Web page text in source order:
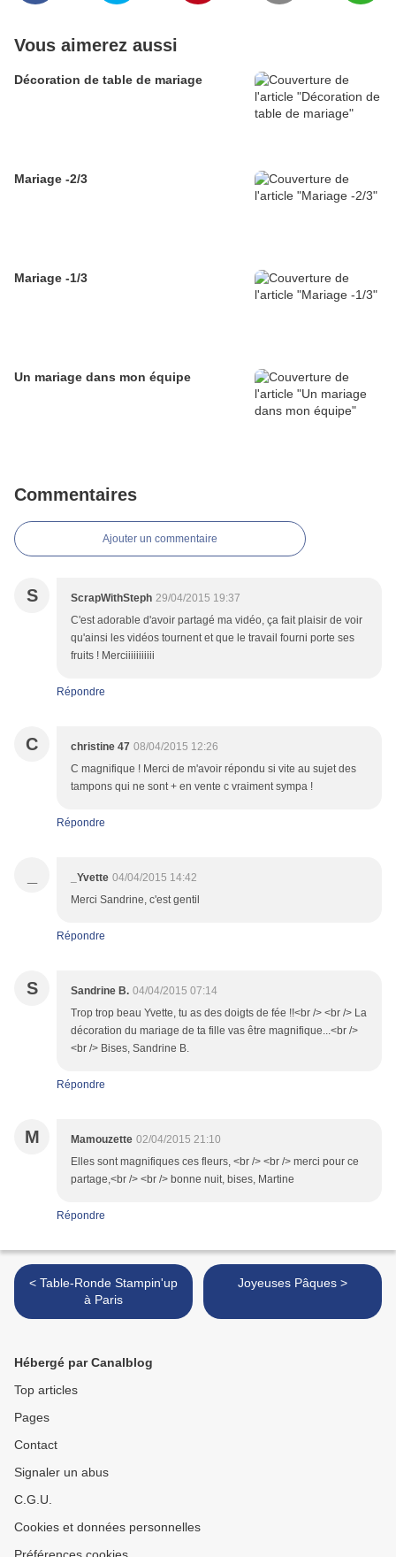
Vous aimerez aussi
Décoration de table de mariage
Mariage -2/3
Mariage -1/3
Un mariage dans mon équipe
Commentaires
Ajouter un commentaire
S ScrapWithSteph 29/04/2015 19:37
C'est adorable d'avoir partagé ma vidéo, ça fait plaisir de voir
qu'ainsi les vidéos tournent et que le travail fourni porte ses
fruits ! Merciiiiiiiiiii
Répondre
C christine 47 08/04/2015 12:26
C magnifique ! Merci de m'avoir répondu si vite au sujet des
tampons qui ne sont + en vente c vraiment sympa !
Répondre
_Yvette 04/04/2015 14:42
Merci Sandrine, c'est gentil
Répondre
S Sandrine B. 04/04/2015 07:14
Trop trop beau Yvette, tu as des doigts de fée !!<br /> <br /> La
décoration du mariage de ta fille vas être magnifique...<br />
<br /> Bises, Sandrine B.
Répondre
M Mamouzette 02/04/2015 21:10
Elles sont magnifiques ces fleurs, <br /> <br /> merci pour ce
partage,<br /> <br /> bonne nuit, bises, Martine
Répondre
< Table-Ronde Stampin'up
à Paris
Joyeuses Pâques >
Hébergé par Canalblog
Top articles
Pages
Contact
Signaler un abus
C.G.U.
Cookies et données personnelles